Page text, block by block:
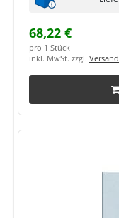
68,22 €
pro 1 Stück
inkl. MwSt. zzgl. Versand